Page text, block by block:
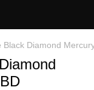
Black Diamond